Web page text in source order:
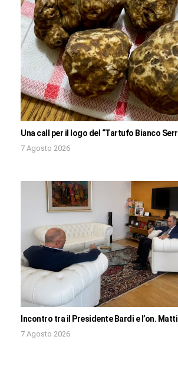
Una call per il logo del “Tartufo Bianco
7 Agosto 2026
Incontro tra il Presidente Bardi e l’on.
7 Agosto 2026